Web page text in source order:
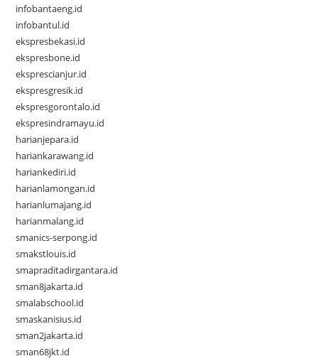
infobantaeng.id
infobantul.id
ekspresbekasi.id
ekspresbone.id
eksprescianjur.id
ekspresgresik.id
ekspresgorontalo.id
ekspresindramayu.id
harianjepara.id
hariankarawang.id
hariankediri.id
harianlamongan.id
harianlumajang.id
harianmalang.id
smanics-serpong.id
smakstlouis.id
smapraditadirgantara.id
sman8jakarta.id
smalabschool.id
smaskanisius.id
sman2jakarta.id
sman68jkt.id